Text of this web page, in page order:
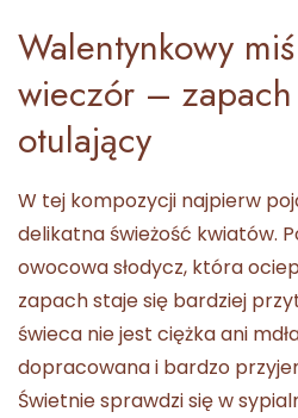
Walentynkowy
wieczór –
otulający
W tej kompozycji najpierw
delikatna świeżość kwiatów.
owocowa słodycz, która
zapach staje się bardziej
świeca nie jest ciężka ani
dopracowana i bardzo
Świetnie sprawdzi się w